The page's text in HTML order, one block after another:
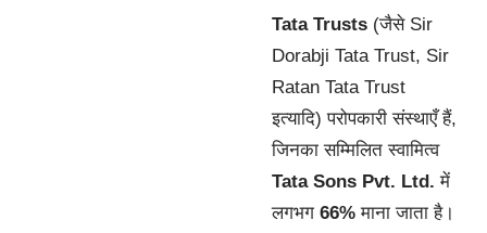
Tata Trusts (जैसे Sir
Dorabji Tata Trust, Sir
Ratan Tata Trust
इत्यादि) परोपकारी संस्थाएँ हैं,
जिनका सम्मिलित स्वामित्व
Tata Sons Pvt. Ltd. में
लगभग 66% माना जाता है।